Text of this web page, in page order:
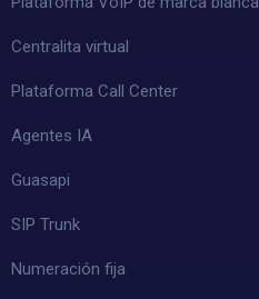
Centralita virtual
Plataforma Call Center
Agentes IA
Guasapi
SIP Trunk
Numeración fija